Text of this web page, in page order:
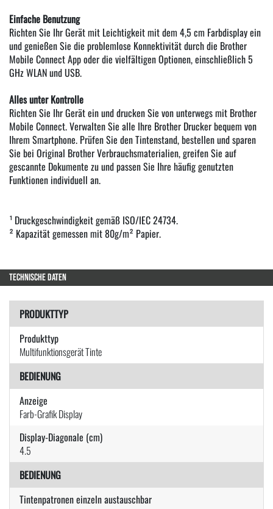
Einfache Benutzung
Richten Sie Ihr Gerät mit Leichtigkeit mit dem 4,5 cm Farbdisplay ein
und genießen Sie die problemlose Konnektivität durch die Brother
Mobile Connect App oder die vielfältigen Optionen, einschließlich 5
GHz WLAN und USB.
Alles unter Kontrolle
Richten Sie Ihr Gerät ein und drucken Sie von unterwegs mit Brother
Mobile Connect. Verwalten Sie alle Ihre Brother Drucker bequem von
Ihrem Smartphone. Prüfen Sie den Tintenstand, bestellen und sparen
Sie bei Original Brother Verbrauchsmaterialien, greifen Sie auf
gescannte Dokumente zu und passen Sie Ihre häufig genutzten
Funktionen individuell an.
¹ Druckgeschwindigkeit gemäß ISO/IEC 24734.
² Kapazität gemessen mit 80g/m² Papier.
TECHNISCHE DATEN
PRODUKTTYP
Produkttyp
Multifunktionsgerät Tinte
BEDIENUNG
Anzeige
Farb-Grafik Display
Display-Diagonale (cm)
4.5
BEDIENUNG
Tintenpatronen einzeln austauschbar